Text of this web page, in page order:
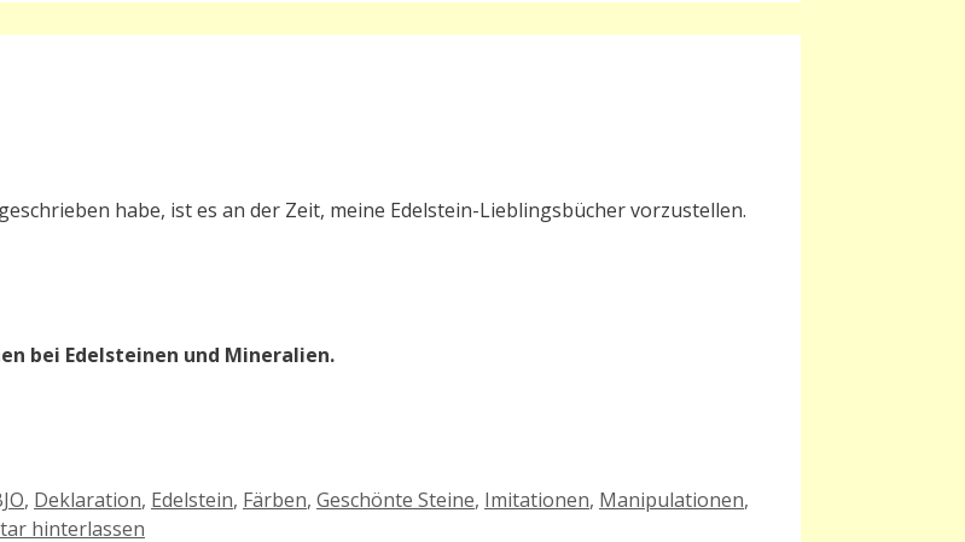
habe, ist es an der Zeit, meine Edelstein-Lieblingsbücher vorzustellen.
bei Edelsteinen und Mineralien.
, Deklaration, Edelstein, Färben, Geschönte Steine, Imitationen, Manipulationen,
hinterlassen